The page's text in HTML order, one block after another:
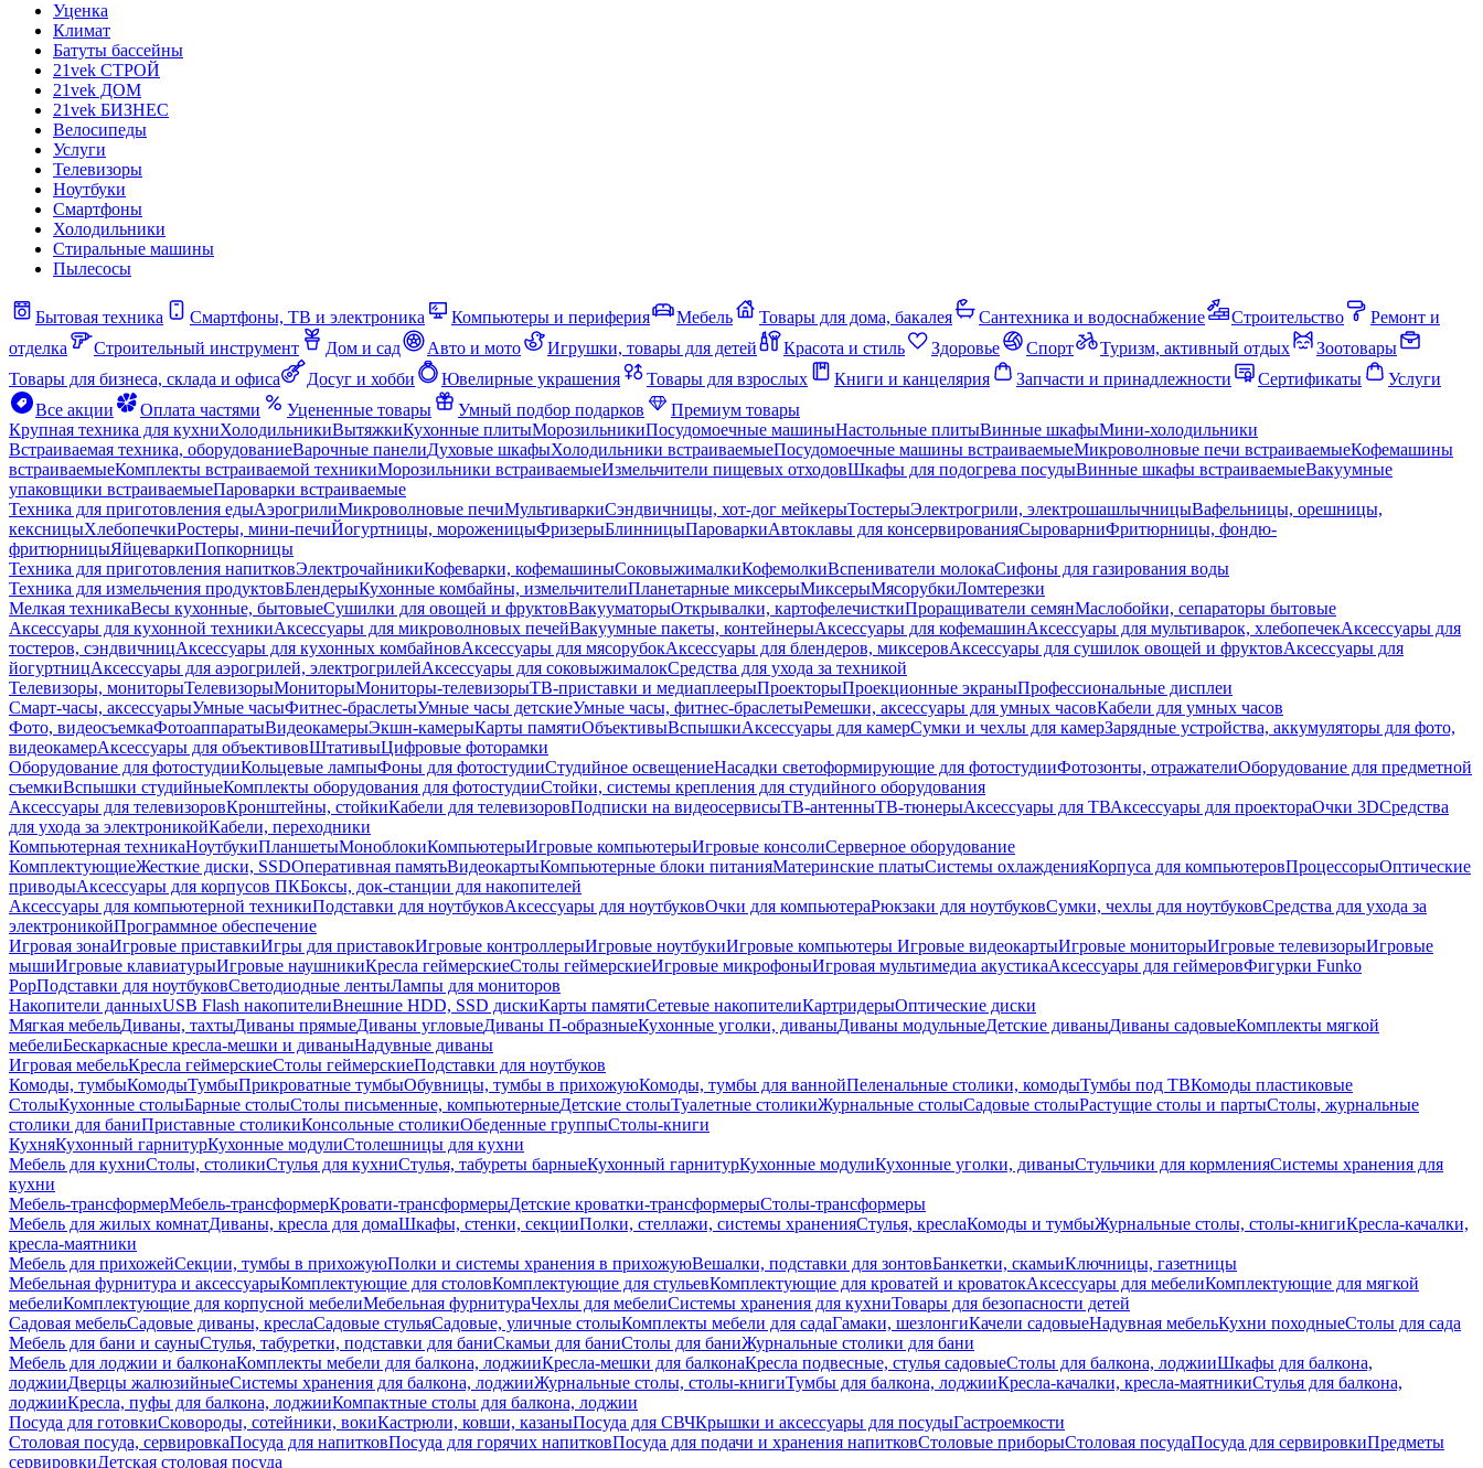
Уценка
Климат
Батуты бассейны
21vek СТРОЙ
21vek ДОМ
21vek БИЗНЕС
Велосипеды
Услуги
Телевизоры
Ноутбуки
Смартфоны
Холодильники
Стиральные машины
Пылесосы
Бытовая техника Смартфоны, ТВ и электроника Компьютеры и периферия Мебель Товары для дома, бакалея Сантехника и водоснабжение Строительство
Ремонт и
отделка
Строительный инструмент Дом и сад Авто и мото Игрушки, товары для детей Красота и стиль Здоровье Спорт Туризм, активный отдых
Зоотовары
Товары для бизнеса, склада и офиса
Досуг и хобби Ювелирные украшения Товары для взрослых Книги и канцелярия Запчасти и принадлежности Сертификаты
Услуги
Все акции
Оплата частями Уцененные товары Умный подбор подарков
Премиум товары
Крупная техника для кухниХолодильникиВытяжкиКухонные плитыМорозильникиПосудомоечные машиныНастольные плитыВинные шкафыМини-холодильники
Встраиваемая техника, оборудованиеВарочные панелиДуховые шкафыХолодильники встраиваемыеПосудомоечные машины встраиваемыеМикроволновые печи встраиваемыеКофемашины
встраиваемыеКомплекты встраиваемой техникиМорозильники встраиваемыеИзмельчители пищевых отходовШкафы для подогрева посудыВинные шкафы встраиваемыеВакуумные
упаковщики встраиваемыеПароварки встраиваемые
Техника для приготовления едыАэрогрилиМикроволновые печиМультиваркиСэндвичницы, хот-дог мейкерыТостерыЭлектрогрили, электрошашлычницыВафельницы, орешницы,
кексницыХлебопечкиРостеры, мини-печиЙогуртницы, мороженицыФризерыБлинницыПароваркиАвтоклавы для консервированияСыроварниФритюрницы, фондю-
фритюрницыЯйцеваркиПопкорницы
Техника для приготовления напитковЭлектрочайникиКофеварки, кофемашиныСоковыжималкиКофемолкиВспениватели молокаСифоны для газирования воды
Техника для измельчения продуктовБлендерыКухонные комбайны, измельчителиПланетарные миксерыМиксерыМясорубкиЛомтерезки
Мелкая техникаВесы кухонные, бытовыеСушилки для овощей и фруктовВакууматорыОткрывалки, картофелечисткиПроращиватели семянМаслобойки, сепараторы бытовые
Аксессуары для кухонной техникиАксессуары для микроволновых печейВакуумные пакеты, контейнерыАксессуары для кофемашинАксессуары для мультиварок, хлебопечекАксессуары для
тостеров, сэндвичницАксессуары для кухонных комбайновАксессуары для мясорубокАксессуары для блендеров, миксеровАксессуары для сушилок овощей и фруктовАксессуары для
йогуртницАксессуары для аэрогрилей, электрогрилейАксессуары для соковыжималокСредства для ухода за техникой
Телевизоры, мониторыТелевизорыМониторыМониторы-телевизорыТВ-приставки и медиаплеерыПроекторыПроекционные экраныПрофессиональные дисплеи
Смарт-часы, аксессуарыУмные часыФитнес-браслетыУмные часы детскиеУмные часы, фитнес-браслетыРемешки, аксессуары для умных часовКабели для умных часов
Фото, видеосъемкаФотоаппаратыВидеокамерыЭкшн-камерыКарты памятиОбъективыВспышкиАксессуары для камерСумки и чехлы для камерЗарядные устройства, аккумуляторы для фото,
видеокамерАксессуары для объективовШтативыЦифровые фоторамки
Оборудование для фотостудииКольцевые лампыФоны для фотостудииСтудийное освещениеНасадки светоформирующие для фотостудииФотозонты, отражателиОборудование для предметной
съемкиВспышки студийныеКомплекты оборудования для фотостудииСтойки, системы крепления для студийного оборудования
Аксессуары для телевизоровКронштейны, стойкиКабели для телевизоровПодписки на видеосервисыТВ-антенныТВ-тюнерыАксессуары для ТВАксессуары для проектораОчки 3DСредства
для ухода за электроникойКабели, переходники
Компьютерная техникаНоутбукиПланшетыМоноблокиКомпьютерыИгровые компьютерыИгровые консолиСерверное оборудование
КомплектующиеЖесткие диски, SSDОперативная памятьВидеокартыКомпьютерные блоки питанияМатеринские платыСистемы охлажденияКорпуса для компьютеровПроцессорыОптические
приводыАксессуары для корпусов ПКБоксы, док-станции для накопителей
Аксессуары для компьютерной техникиПодставки для ноутбуковАксессуары для ноутбуковОчки для компьютераРюкзаки для ноутбуковСумки, чехлы для ноутбуковСредства для ухода за
электроникойПрограммное обеспечение
Игровая зонаИгровые приставкиИгры для приставокИгровые контроллерыИгровые ноутбукиИгровые компьютеры Игровые видеокартыИгровые мониторыИгровые телевизорыИгровые
мышиИгровые клавиатурыИгровые наушникиКресла геймерскиеСтолы геймерскиеИгровые микрофоныИгровая мультимедиа акустикаАксессуары для геймеровФигурки Funko
PopПодставки для ноутбуковСветодиодные лентыЛампы для мониторов
Накопители данныхUSB Flash накопителиВнешние HDD, SSD дискиКарты памятиСетевые накопителиКартридерыОптические диски
Мягкая мебельДиваны, тахтыДиваны прямыеДиваны угловыеДиваны П-образныеКухонные уголки, диваныДиваны модульныеДетские диваныДиваны садовыеКомплекты мягкой
мебелиБескаркасные кресла-мешки и диваныНадувные диваны
Игровая мебельКресла геймерскиеСтолы геймерскиеПодставки для ноутбуков
Комоды, тумбыКомодыТумбыПрикроватные тумбыОбувницы, тумбы в прихожуюКомоды, тумбы для ваннойПеленальные столики, комодыТумбы под ТВКомоды пластиковые
СтолыКухонные столыБарные столыСтолы письменные, компьютерныеДетские столыТуалетные столикиЖурнальные столыСадовые столыРастущие столы и партыСтолы, журнальные
столики для баниПриставные столикиКонсольные столикиОбеденные группыСтолы-книги
КухняКухонный гарнитурКухонные модулиСтолешницы для кухни
Мебель для кухниСтолы, столикиСтулья для кухниСтулья, табуреты барныеКухонный гарнитурКухонные модулиКухонные уголки, диваныСтульчики для кормленияСистемы хранения для
кухни
Мебель-трансформерМебель-трансформерКровати-трансформерыДетские кроватки-трансформерыСтолы-трансформеры
Мебель для жилых комнатДиваны, кресла для домаШкафы, стенки, секцииПолки, стеллажи, системы храненияСтулья, креслаКомоды и тумбыЖурнальные столы, столы-книгиКресла-качалки,
кресла-маятники
Мебель для прихожейСекции, тумбы в прихожуюПолки и системы хранения в прихожуюВешалки, подставки для зонтовБанкетки, скамьиКлючницы, газетницы
Мебельная фурнитура и аксессуарыКомплектующие для столовКомплектующие для стульевКомплектующие для кроватей и кроватокАксессуары для мебелиКомплектующие для мягкой
мебелиКомплектующие для корпусной мебелиМебельная фурнитураЧехлы для мебелиСистемы хранения для кухниТовары для безопасности детей
Садовая мебельСадовые диваны, креслаСадовые стульяСадовые, уличные столыКомплекты мебели для садаГамаки, шезлонгиКачели садовыеНадувная мебельКухни походныеСтолы для сада
Мебель для бани и сауныСтулья, табуретки, подставки для баниСкамьи для баниСтолы для баниЖурнальные столики для бани
Мебель для лоджии и балконаКомплекты мебели для балкона, лоджииКресла-мешки для балконаКресла подвесные, стулья садовыеСтолы для балкона, лоджииШкафы для балкона,
лоджииДверцы жалюзийныеСистемы хранения для балкона, лоджииЖурнальные столы, столы-книгиТумбы для балкона, лоджииКресла-качалки, кресла-маятникиСтулья для балкона,
лоджииКресла, пуфы для балкона, лоджииКомпактные столы для балкона, лоджии
Посуда для готовкиСковороды, сотейники, вокиКастрюли, ковши, казаныПосуда для СВЧКрышки и аксессуары для посудыГастроемкости
Столовая посуда, сервировкаПосуда для напитковПосуда для горячих напитковПосуда для подачи и хранения напитковСтоловые приборыСтоловая посудаПосуда для сервировкиПредметы
сервировкиДетская столовая посуда